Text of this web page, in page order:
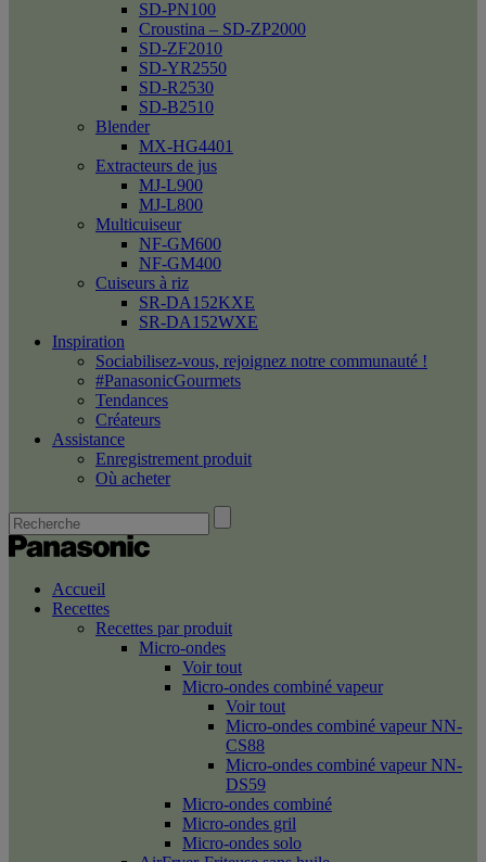
SD-PN100
Croustina – SD-ZP2000
SD-ZF2010
SD-YR2550
SD-R2530
SD-B2510
Blender
MX-HG4401
Extracteurs de jus
MJ-L900
MJ-L800
Multicuiseur
NF-GM600
NF-GM400
Cuiseurs à riz
SR-DA152KXE
SR-DA152WXE
Inspiration
Sociabilisez-vous, rejoignez notre communauté !
#PanasonicGourmets
Tendances
Créateurs
Assistance
Enregistrement produit
Où acheter
Accueil
Recettes
Recettes par produit
Micro-ondes
Voir tout
Micro-ondes combiné vapeur
Voir tout
Micro-ondes combiné vapeur NN-
CS88
Micro-ondes combiné vapeur NN-
DS59
Micro-ondes combiné
Micro-ondes gril
Micro-ondes solo